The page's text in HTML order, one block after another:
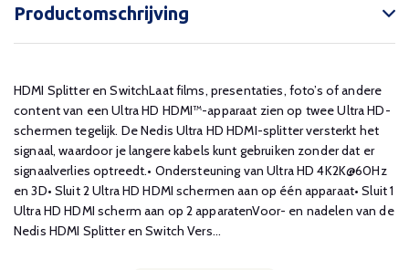
Productomschrijving
HDMI Splitter en SwitchLaat films, presentaties, foto’s of andere
content van een Ultra HD HDMI™-apparaat zien op twee Ultra HD-
schermen tegelijk. De Nedis Ultra HD HDMI-splitter versterkt het
signaal, waardoor je langere kabels kunt gebruiken zonder dat er
signaalverlies optreedt.• Ondersteuning van Ultra HD 4K2K@60Hz
en 3D• Sluit 2 Ultra HD HDMI schermen aan op één apparaat• Sluit 1
Ultra HD HDMI scherm aan op 2 apparatenVoor- en nadelen van de
Nedis HDMI Splitter en Switch Vers...